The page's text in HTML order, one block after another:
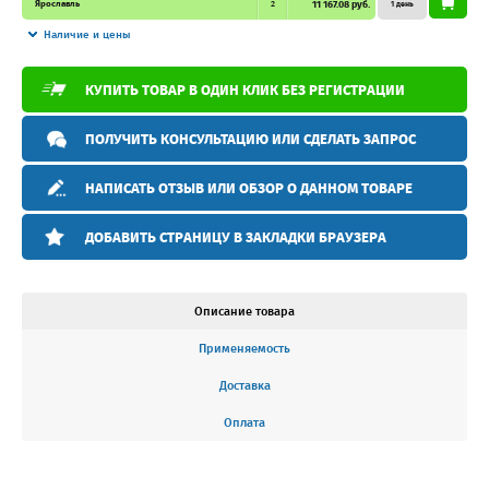
Ярославль 2 11 167.08 руб.
Наличие и цены
1 день
КУПИТЬ ТОВАР В ОДИН КЛИК БЕЗ РЕГИСТРАЦИИ
ПОЛУЧИТЬ КОНСУЛЬТАЦИЮ ИЛИ СДЕЛАТЬ ЗАПРОС
НАПИСАТЬ ОТЗЫВ ИЛИ ОБЗОР О ДАННОМ ТОВАРЕ
ДОБАВИТЬ СТРАНИЦУ В ЗАКЛАДКИ БРАУЗЕРА
Описание товара
Применяемость
Доставка
Оплата